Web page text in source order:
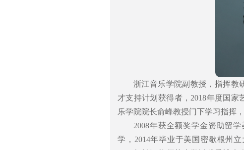
浙江音乐学院副教授，指挥教
才支持计划获得者，2018年度国
乐学院院长俞峰教授门下学习指挥
2008年获全额奖学金资助留
学，2014年毕业于美国密歇根州